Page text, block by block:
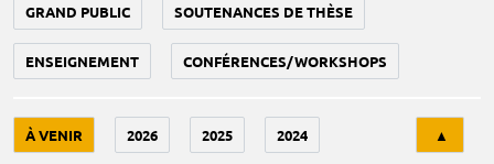
GRAND PUBLIC SOUTENANCES DE THÈSE
ENSEIGNEMENT CONFÉRENCES/WORKSHOPS
À VENIR 2026 2025 2024 ▲